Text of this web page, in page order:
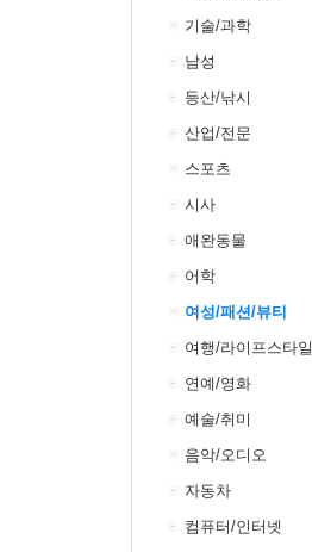
기술/과학
남성
등산/낚시
산업/전문
스포츠
시사
애완동물
어학
여성/패션/뷰티
여행/라이프스타일
연예/영화
예술/취미
음악/오디오
자동차
컴퓨터/인터넷